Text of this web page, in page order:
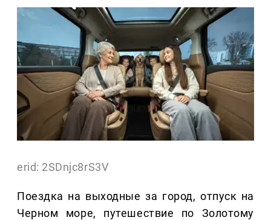
erid: 2SDnjc8rS3V
Поездка на выходные за город, отпуск на
Черном море, путешествие по Золотому